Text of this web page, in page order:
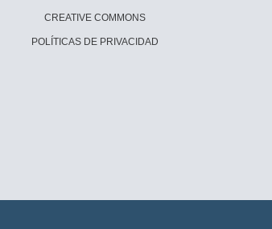
CREATIVE COMMONS
POLÍTICAS DE PRIVACIDAD